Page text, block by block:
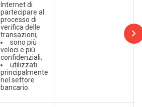
Internet di
partecipare al
processo di
verifica delle
transazioni;
sono più
veloci e più
confidenziali;
utilizzati
principalmente
nel settore
bancario.